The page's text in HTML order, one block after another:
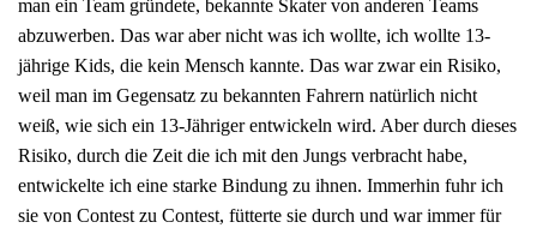
man ein Team gründete, bekannte Skater von anderen Teams
abzuwerben. Das war aber nicht was ich wollte, ich wollte 13-
jährige Kids, die kein Mensch kannte. Das war zwar ein Risiko,
weil man im Gegensatz zu bekannten Fahrern natürlich nicht
weiß, wie sich ein 13-Jähriger entwickeln wird. Aber durch dieses
Risiko, durch die Zeit die ich mit den Jungs verbracht habe,
entwickelte ich eine starke Bindung zu ihnen. Immerhin fuhr ich
sie von Contest zu Contest, fütterte sie durch und war immer für